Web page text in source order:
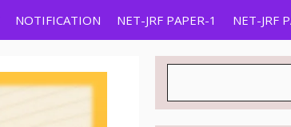
NOTIFICATION NET-JRF PAPER-1 NET-JRF